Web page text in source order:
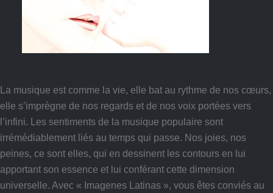
La musique est comme la vie, elle bat au rythme de nos cœurs,
elle s’imprègne de nos regards et de nos voix portées vers
l’infini. Les sentiments de la musique populaire sont
irrémédiablement liés au temps qui passe. Nos joies, nos
peines, ce sont elles, qui en dessinent les contours en lui
apportant son essence et lui conférant cette dimension
universelle. Avec « Imagenes Latinas », vous êtes conviés au